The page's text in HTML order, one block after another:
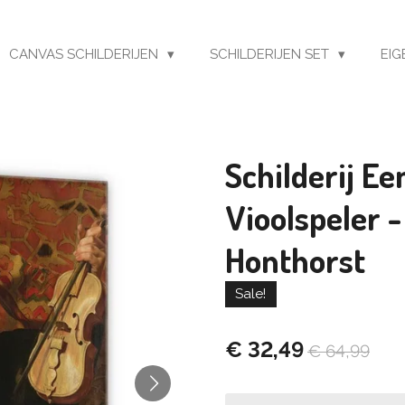
CANVAS SCHILDERIJEN SCHILDERIJEN SET
Schilderij
Vioolspeler
Honthorst
Sale!
€ 32,49€ 64,99